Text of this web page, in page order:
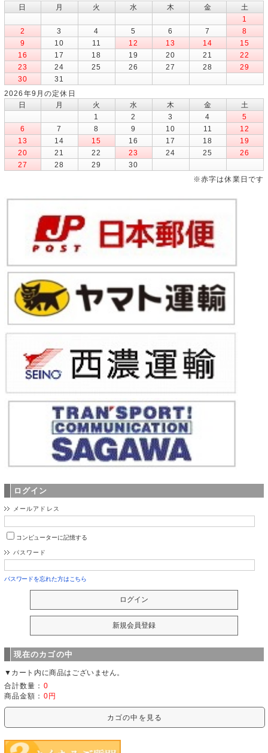
日
月 火 水 木 金
土
1
2
3 4 5 6 7
8
9
10 11 12 13 14
15
16
17 18 19 20 21
22
23
24 25 26 27 28
29
30
31
2026年9月の定休日
日
月 火 水 木 金
土
1
2 3 4
5
6
7 8 9 10 11
12
13
14 15 16 17 18
19
20
21 22 23 24 25
26
27
28 29
30
※赤字は休業日です
ログイン
メールアドレス
コンピューターに記憶する
パスワード
パスワードを忘れた方はこちら
現在のカゴの中
▼カート内に商品はございません。
合計数量： 0
商品金額： 0円
カゴの中を見る